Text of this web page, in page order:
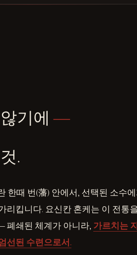
기에―
.
한때 번(藩) 안에서, 선택된 소수
리킵니다. 요신칸 혼케는 이 전통
폐쇄된 체계가 아니라, 가르치는
선된 수련으로서.